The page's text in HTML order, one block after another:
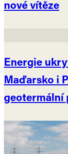
nové vítěze
Energie
Maďarsko i
geotermální